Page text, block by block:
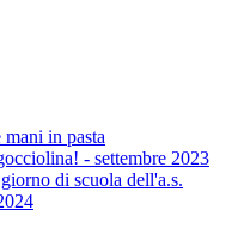
in pasta
- settembre 2023
di scuola dell'a.s.